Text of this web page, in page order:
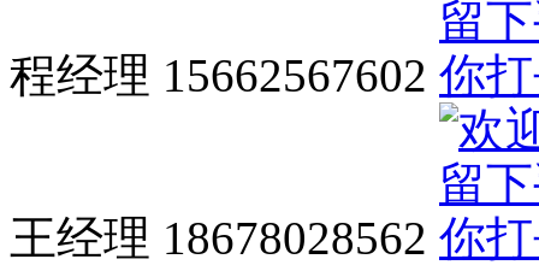
程经理 15662567602
王经理 18678028562